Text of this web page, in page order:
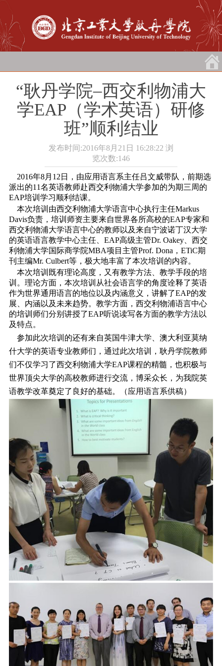
“耿丹学院–西交利物浦大
学EAP（学术英语）研修
班”顺利结业
发布时间:2016年8月21日 16:28:22 浏
览次数:146
2016年8月12日，由应用语言系主任吕文威带队，前期选
派出的11名英语教师赴西交利物浦大学参加的为期三周的
EAP培训学习顺利结课。
本次培训由西交利物浦大学语言中心执行主任Markus
Davis负责，培训师资主要来自世界各所高校的EAP专家和
西交利物浦大学语言中心的教师以及来自宁波诺丁汉大学
的英语语言教学中心主任、EAP高级主管Dr. Oakey、西交
利物浦大学国际商学院MBA项目主管Prof. Dona，ETiC期
刊主编Mr. Culbert等，极大地丰富了本次培训的内容。
本次培训既有理论高度，又有教学方法、教学手段的培
训。理论方面，本次培训从社会语言学的角度诠释了英语
作为世界通用语言的地位以及内涵意义，讲解了EAP的发
展、内涵以及未来趋势。教学方面，西交利物浦语言中心
的培训师们分别讲授了EAP听说读写各方面的教学方法以
及特点。
参加此次培训的还有来自英国牛津大学、澳大利亚莫纳
什大学的英语专业教师们，通过此次培训，耿丹学院教师
们不仅学习了西交利物浦大学EAP课程的精髓，也积极与
世界顶尖大学的高校教师进行交流，博采众长，为我院英
语教学改革奠定了良好的基础。（应用语言系供稿）